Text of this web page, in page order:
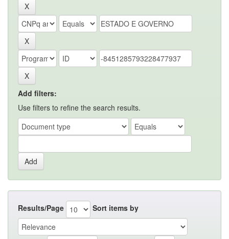
Add filters:
Use filters to refine the search results.
Results/Page Sort items by